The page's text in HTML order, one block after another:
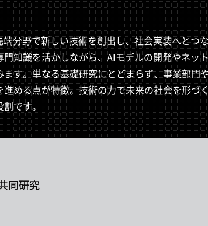
分野で新しい技術を創出し、社会実装へとつ
知識を活かしながら、AIモデルの開発やネッ
す。単なる基礎研究にとどまらず、事業部門
める点が特徴。技術の力で未来の社会を形づ
割です。
同研究